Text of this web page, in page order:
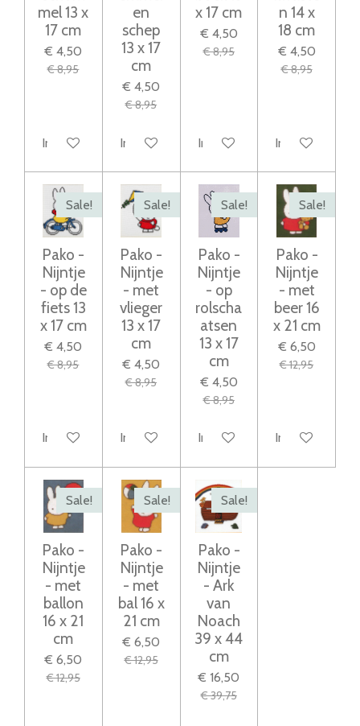
mel 13 x
17 cm
€ 4,50
€ 8,95
In winkelwagen
en
schep
13 x 17
cm
€ 4,50
€ 8,95
In winkelwagen
x 17 cm
€ 4,50
€ 8,95
In winkelwagen
n 14 x
18 cm
€ 4,50
€ 8,95
In
Sale!
Pako -
Nijntje
- op de
fiets 13
x 17 cm
€ 4,50
€ 8,95
In winkelwagen
Sale!
Pako -
Nijntje
- met
vlieger
13 x 17
cm
€ 4,50
€ 8,95
In winkelwagen
Sale!
Pako -
Nijntje
- op
rolscha
atsen
13 x 17
cm
€ 4,50
€ 8,95
In winkelwagen
Sale!
Pako -
Nijntje
- met
beer 16
x 21 cm
€ 6,50
€ 12,95
In
Sale!
Pako -
Nijntje
- met
ballon
16 x 21
cm
€ 6,50
€ 12,95
Sale!
Pako -
Nijntje
- met
bal 16 x
21 cm
€ 6,50
€ 12,95
Sale!
Pako -
Nijntje
- Ark
van
Noach
39 x 44
cm
€ 16,50
€ 39,75